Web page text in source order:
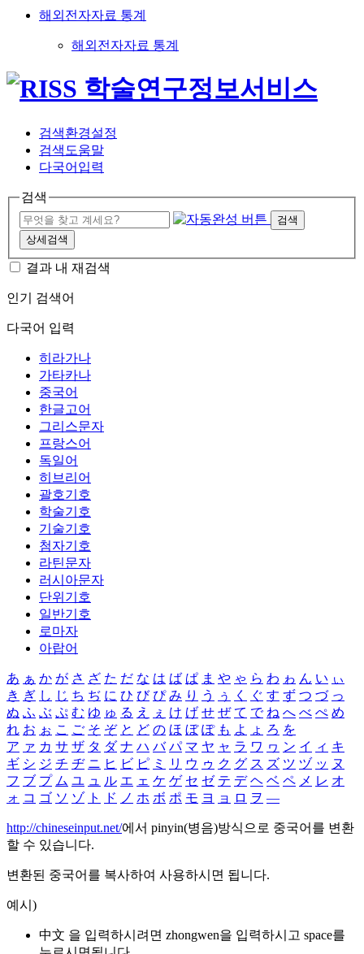
해외전자자료 통계
해외전자자료 통계
검색환경설정
검색도움말
다국어입력
검색
검색
상세검색
결과 내 재검색
인기 검색어
다국어 입력
히라가나
가타카나
중국어
한글고어
그리스문자
프랑스어
독일어
히브리어
괄호기호
학술기호
기술기호
첨자기호
라틴문자
러시아문자
단위기호
일반기호
로마자
아랍어
あ ぁ か が さ ざ た だ な は ば ぱ ま や ゃ ら わ ゎ ん い ぃ
き ぎ し じ ち ぢ に ひ び ぴ み り う ぅ く ぐ す ず つ づ っ
ぬ ふ ぶ ぷ む ゆ ゅ る え ぇ け げ せ ぜ て で ね へ べ ぺ め
れ お ぉ こ ご そ ぞ と ど の ほ ぼ ぽ も よ ょ ろ を
ア ァ カ サ ザ タ ダ ナ ハ バ パ マ ヤ ャ ラ ワ ヮ ン イ ィ キ
ギ シ ジ チ ヂ ニ ヒ ビ ピ ミ リ ウ ゥ ク グ ス ズ ツ ヅ ッ ヌ
フ ブ プ ム ユ ュ ル エ ェ ケ ゲ セ ゼ テ デ ヘ ベ ペ メ レ オ
ォ コ ゴ ソ ゾ ト ド ノ ホ ボ ポ モ ヨ ョ ロ ヲ ―
http://chineseinput.net/에서 pinyin(병음)방식으로 중국어를 변환
할 수 있습니다.
변환된 중국어를 복사하여 사용하시면 됩니다.
예시)
中文 을 입력하시려면 zhongwen을 입력하시고 space를